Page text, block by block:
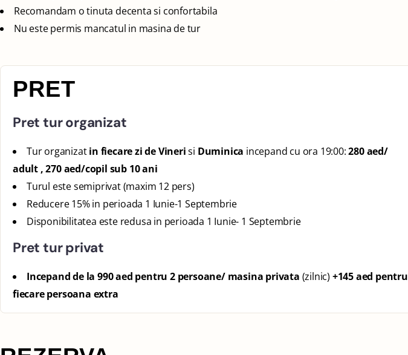
Recomandam o tinuta decenta si confortabila
Nu este permis mancatul in masina de tur
PRET
Pret tur organizat
Tur organizatin fiecare zi de Vinerisi Duminica incepand cu ora 19:00:280 aed/
adult , 270 aed/copil sub 10 ani
Turul este semiprivat (maxim 12 pers)
Reducere 15% in perioada 1 Iunie-1 Septembrie
Disponibilitatea este redusa in perioada 1 Iunie- 1 Septembrie
Pret tur privat
Incepand de la 990 aed pentru 2 persoane/ masina privata (zilnic) +145 aed pentru
fiecare persoana extra